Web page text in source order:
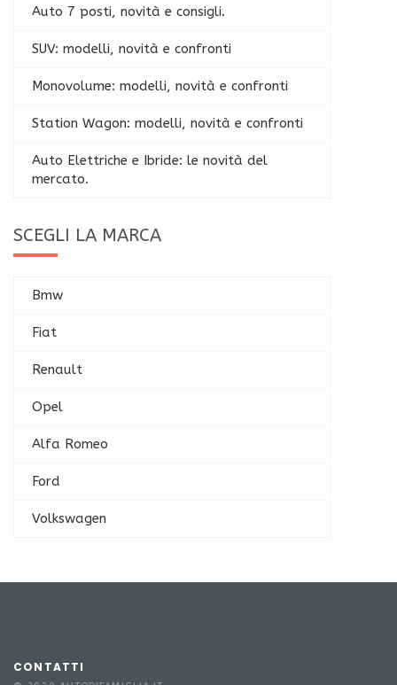
Auto 7 posti, novità e consigli.
SUV: modelli, novità e confronti
Monovolume: modelli, novità e confronti
Station Wagon: modelli, novità e confronti
Auto Elettriche e Ibride: le novità del
mercato.
SCEGLI LA MARCA
Bmw
Fiat
Renault
Opel
Alfa Romeo
Ford
Volkswagen
CONTATTI